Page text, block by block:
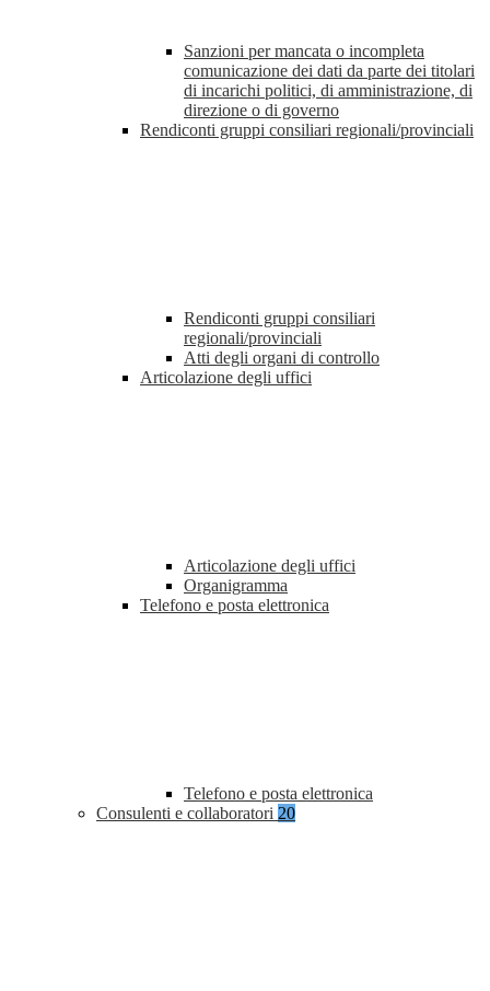
Sanzioni per mancata o incompleta
comunicazione dei dati da parte dei titolari
di incarichi politici, di amministrazione, di
direzione o di governo
Rendiconti gruppi consiliari regionali/provinciali
Rendiconti gruppi consiliari
regionali/provinciali
Atti degli organi di controllo
Articolazione degli uffici
Articolazione degli uffici
Organigramma
Telefono e posta elettronica
Telefono e posta elettronica
Consulenti e collaboratori 20